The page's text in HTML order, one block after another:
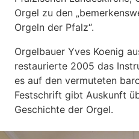
Orgel zu den
Orgeln der Pfalz“.
Orgelbauer Yves Koenig
restaurierte 2005 das
es auf den vermuteten
Festschrift gibt Auskunft
Geschichte der Orgel.